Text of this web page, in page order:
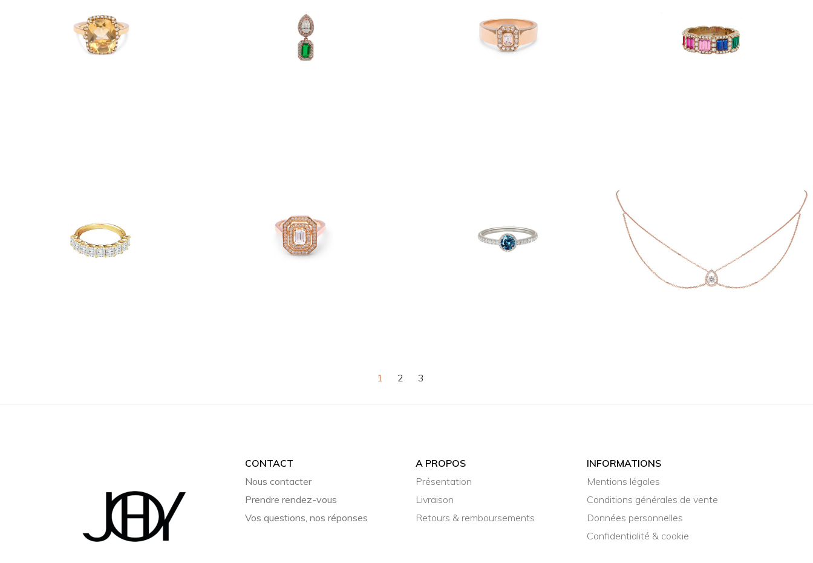
€3,940
PEAR EMERAUDE
2,680 2,800 €1,990 3,000–€5,145
€6,950 €2,770
1 2 3
CONTACT
Nous contacter
Prendre rendez-vous
Vos questions, nos réponses
A PROPOS
Présentation
Livraison
Retours & remboursements
INFORMATIONS
Mentions légales
Conditions générales de vente
Données personnelles
Confidentialité & cookie